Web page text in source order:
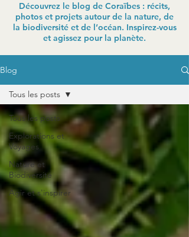
Découvrez le blog de Coraïbes : récits,
photos et projets autour de la nature, de
la biodiversité et de l’océan. Inspirez-vous
et agissez pour la planète.
Blog
Tous les posts
Explorations et
Voyages
Nature et
Biodiversité
Agir et s'inspirer
Tous les posts